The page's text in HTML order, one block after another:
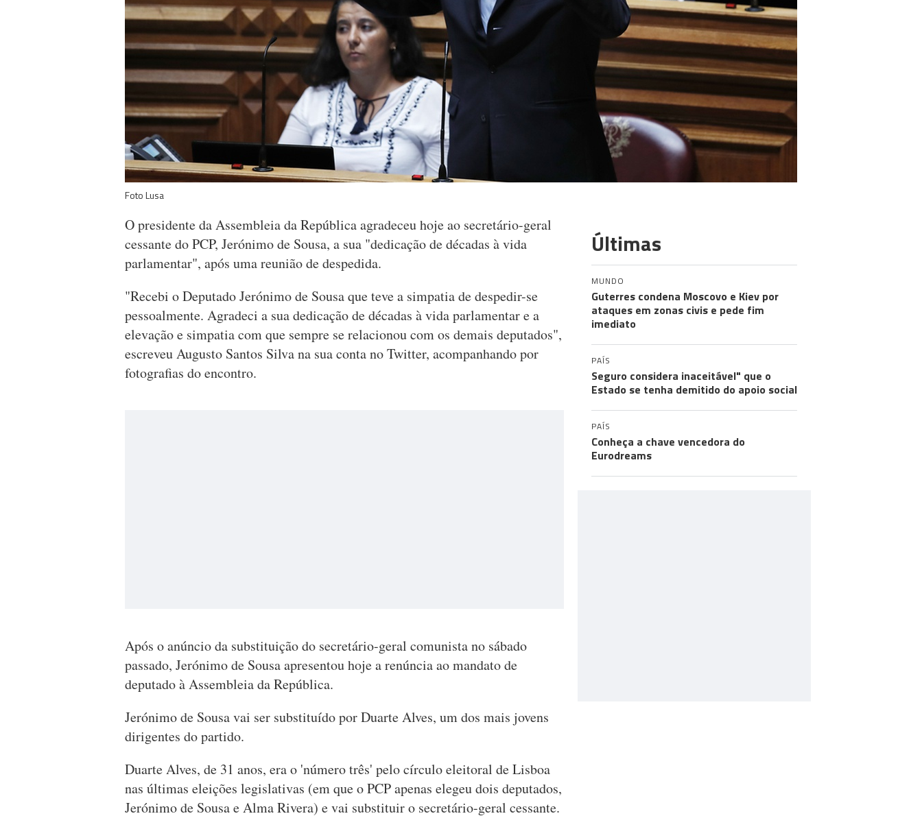
Foto Lusa
O presidente da Assembleia da República agradeceu hoje ao secretário-geral
cessante do PCP, Jerónimo de Sousa, a sua "dedicação de décadas à vida
parlamentar", após uma reunião de despedida.
"Recebi o Deputado Jerónimo de Sousa que teve a simpatia de despedir-se
pessoalmente. Agradeci a sua dedicação de décadas à vida parlamentar e a
elevação e simpatia com que sempre se relacionou com os demais deputados",
escreveu Augusto Santos Silva na sua conta no Twitter, acompanhando por
fotografias do encontro.
Após o anúncio da substituição do secretário-geral comunista no sábado
passado, Jerónimo de Sousa apresentou hoje a renúncia ao mandato de
deputado à Assembleia da República.
Jerónimo de Sousa vai ser substituído por Duarte Alves, um dos mais jovens
dirigentes do partido.
Duarte Alves, de 31 anos, era o 'número três' pelo círculo eleitoral de Lisboa
nas últimas eleições legislativas (em que o PCP apenas elegeu dois deputados,
Jerónimo de Sousa e Alma Rivera) e vai substituir o secretário-geral cessante.
Últimas
MUNDO
Guterres condena Moscovo e Kiev por
ataques em zonas civis e pede fim
imediato
PAÍS
Seguro considera inaceitável" que o
Estado se tenha demitido do apoio social
PAÍS
Conheça a chave vencedora do
Eurodreams